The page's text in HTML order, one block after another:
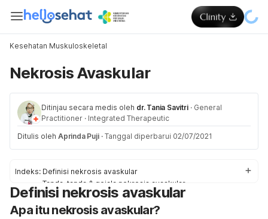
Kesehatan Muskuloskeletal
Nekrosis Avaskular
Ditinjau secara medis oleh dr. Tania Savitri · General
Practitioner · Integrated Therapeutic
Ditulis oleh Aprinda Puji · Tanggal diperbarui 02/07/2021
Indeks: Definisi nekrosis avaskular
Tanda-tanda & gejala nekrosis avaskular
Penyebab nekrosis avaskular
Faktor-faktor risiko nekrosis avaskular
Definisi nekrosis avaskular
Apa itu nekrosis avaskular?